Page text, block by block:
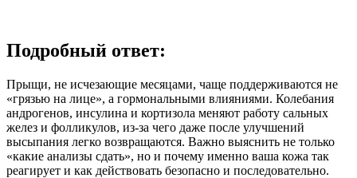
Подробный ответ:
Прыщи, не исчезающие месяцами, чаще поддерживаются не
«грязью на лице», а гормональными влияниями. Колебания
андрогенов, инсулина и кортизола меняют работу сальных
желез и фолликулов, из-за чего даже после улучшений
высыпания легко возвращаются. Важно выяснить не только
«какие анализы сдать», но и почему именно ваша кожа так
реагирует и как действовать безопасно и последовательно.